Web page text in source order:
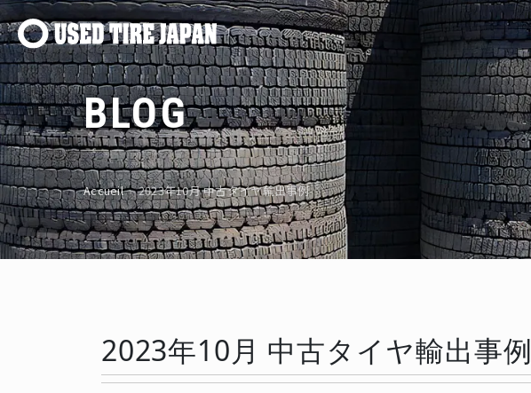
Navigation principale
BLOG
Accueil › 2023年10月 中古タイヤ輸出事例
2023年10月 中古タイヤ輸出事例